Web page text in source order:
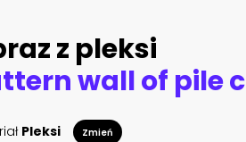
z pleksi
Pleksi Zmień